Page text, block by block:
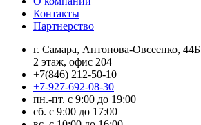
Контакты
Партнерство
г. Самара, Антонова-Овсеенко, 44Б
2 этаж, офис 204
+7(846) 212-50-10
+7-927-692-08-30
пн.-пт. с 9:00 до 19:00
сб. с 9:00 до 17:00